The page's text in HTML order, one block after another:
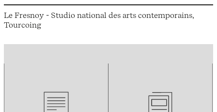
Le Fresnoy - Studio national des arts contemporains,
Tourcoing